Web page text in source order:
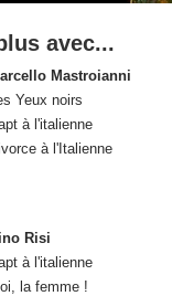
avec...
Mastroianni
Yeux noirs
à l'italienne
à l'Italienne
Risi
à l'italienne
la femme !